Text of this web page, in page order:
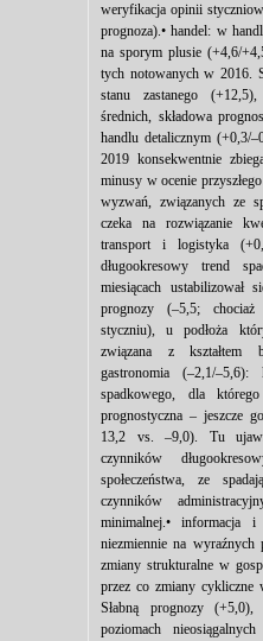
weryfikacja opinii
prognoza).• handel: w
na sporym plusie (+4,6/
tych notowanych w 2016.
stanu zastanego
średnich, składowa
handlu detalicznym (+0,3/
2019 konsekwentnie
minusy w ocenie
wyzwań, związanych ze
czeka na rozwiązanie
transport i logistyka
długookresowy trend
miesiącach ustabilizował
prognozy (–5,5;
styczniu), u podłoża
związana z kształtem
gastronomia (–2,1/–5,6):
spadkowego, dla
prognostyczna – jeszcze
13,2 vs. –9,0). Tu
czynników
społeczeństwa, ze
czynników
minimalnej.• informacja i
niezmiennie na wyraźnych
zmiany strukturalne w
przez co zmiany cykliczne
Słabną prognozy
poziomach